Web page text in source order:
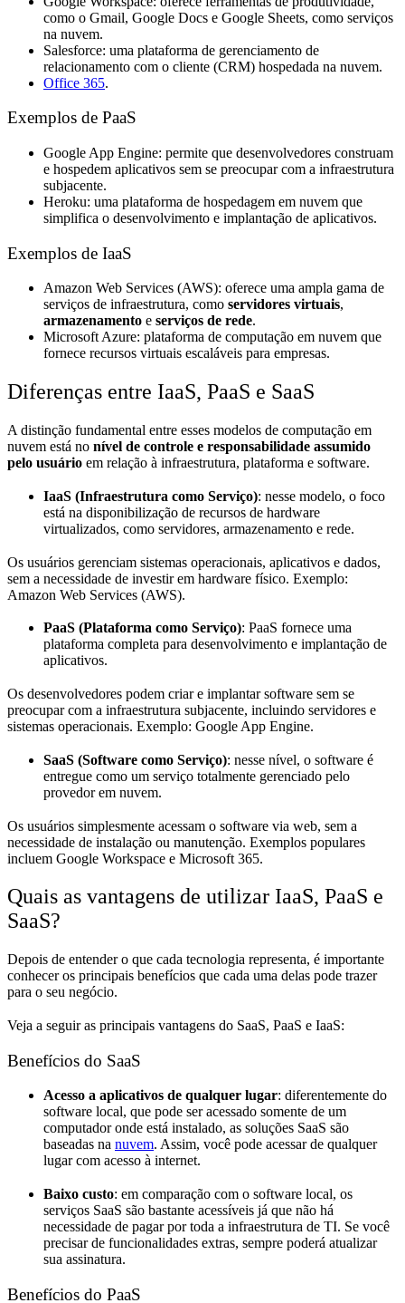
como o Gmail, Google Docs e Google Sheets, como serviços
na nuvem.
Salesforce: uma plataforma de gerenciamento de
relacionamento com o cliente (CRM) hospedada na nuvem.
Office 365.
Exemplos de PaaS
Google App Engine: permite que desenvolvedores construam
e hospedem aplicativos sem se preocupar com a infraestrutura
subjacente.
Heroku: uma plataforma de hospedagem em nuvem que
simplifica o desenvolvimento e implantação de aplicativos.
Exemplos de IaaS
Amazon Web Services (AWS): oferece uma ampla gama de
serviços de infraestrutura, como servidores virtuais,
armazenamento e serviços de rede.
Microsoft Azure: plataforma de computação em nuvem que
fornece recursos virtuais escaláveis para empresas.
Diferenças entre IaaS, PaaS e SaaS
A distinção fundamental entre esses modelos de computação em
nuvem está no nível de controle e responsabilidade assumido
pelo usuário em relação à infraestrutura, plataforma e software.
IaaS (Infraestrutura como Serviço): nesse modelo, o foco
está na disponibilização de recursos de hardware
virtualizados, como servidores, armazenamento e rede.
Os usuários gerenciam sistemas operacionais, aplicativos e dados,
sem a necessidade de investir em hardware físico. Exemplo:
Amazon Web Services (AWS).
PaaS (Plataforma como Serviço): PaaS fornece uma
plataforma completa para desenvolvimento e implantação de
aplicativos.
Os desenvolvedores podem criar e implantar software sem se
preocupar com a infraestrutura subjacente, incluindo servidores e
sistemas operacionais. Exemplo: Google App Engine.
SaaS (Software como Serviço): nesse nível, o software é
entregue como um serviço totalmente gerenciado pelo
provedor em nuvem.
Os usuários simplesmente acessam o software via web, sem a
necessidade de instalação ou manutenção. Exemplos populares
incluem Google Workspace e Microsoft 365.
Quais as vantagens de utilizar IaaS, PaaS e
SaaS?
Depois de entender o que cada tecnologia representa, é importante
conhecer os principais benefícios que cada uma delas pode trazer
para o seu negócio.
Veja a seguir as principais vantagens do SaaS, PaaS e IaaS:
Benefícios do SaaS
Acesso a aplicativos de qualquer lugar: diferentemente do
software local, que pode ser acessado somente de um
computador onde está instalado, as soluções SaaS são
baseadas na nuvem. Assim, você pode acessar de qualquer
lugar com acesso à internet.
Baixo custo: em comparação com o software local, os
serviços SaaS são bastante acessíveis já que não há
necessidade de pagar por toda a infraestrutura de TI. Se você
precisar de funcionalidades extras, sempre poderá atualizar
sua assinatura.
Benefícios do PaaS